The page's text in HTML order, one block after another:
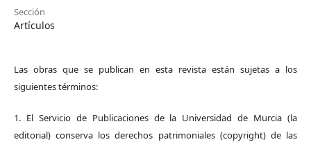
Sección
Artículos
Las obras que se publican en esta revista están sujetas a los
siguientes términos:
1. El Servicio de Publicaciones de la Universidad de Murcia (la
editorial) conserva los derechos patrimoniales (copyright) de las